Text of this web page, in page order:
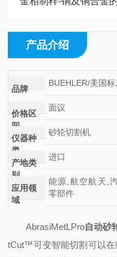
产品介绍
品牌
BUEHLER/美国标
价格区
间
面议
仪器种
类
砂轮切割机
产地类
别
进口
应用领
域
能源,航空航天,
零部件
AbrasiMetLPro自动砂
tCut™可变智能切割可以